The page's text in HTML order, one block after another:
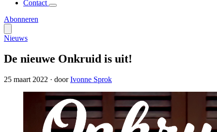
Contact
Abonneren
Nieuws
De nieuwe Onkruid is uit!
25 maart 2022 · doorIvonne Sprok